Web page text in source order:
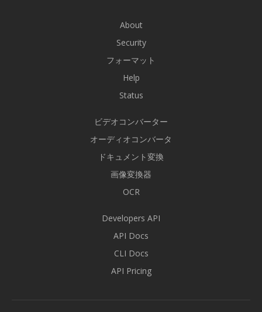
About
Security
フォーマット
Help
Status
ビデオコンバーター
オーディオコンバータ
ドキュメント変換
画像変換器
OCR
Developers API
API Docs
CLI Docs
API Pricing